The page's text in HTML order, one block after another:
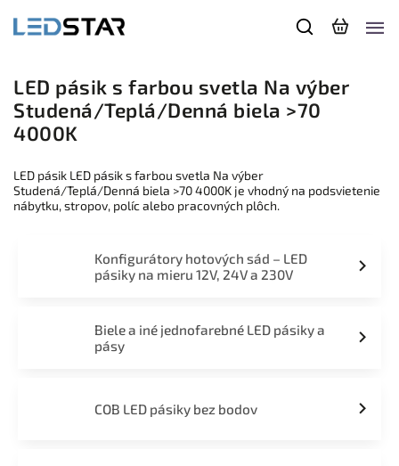
LED pásik s farbou svetla Na výber
Studená/Teplá/Denná biela >70
4000K
LED pásik LED pásik s farbou svetla Na výber
Studená/Teplá/Denná biela >70 4000K je vhodný na podsvietenie
nábytku, stropov, políc alebo pracovných plôch.
Konfigurátory hotových sád – LED
pásiky na mieru 12V, 24V a 230V
Biele a iné jednofarebné LED pásiky a
pásy
COB LED pásiky bez bodov